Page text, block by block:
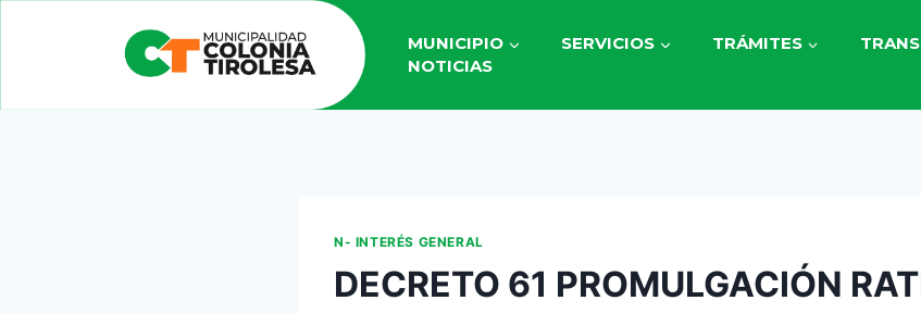
MUNICIPIO SERVICIOS TRÁMITES
NOTICIAS
N- INTERÉS GENERAL
DECRETO 61 PROMULGACIÓN